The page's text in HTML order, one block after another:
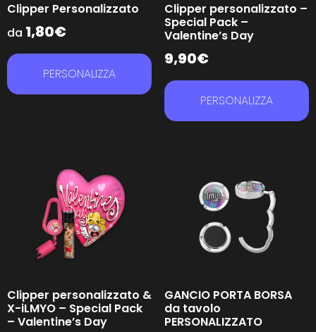
Clipper Personalizzato
da 1,80€
PERSONALIZZA
Clipper personalizzato –
Special Pack –
Valentine’s Day
9,90€
PERSONALIZZA
Clipper personalizzato &
X-iLMYO – Special Pack
– Valentine’s Day
GANCIO PORTA BORSA
da tavolo
PERSONALIZZATO